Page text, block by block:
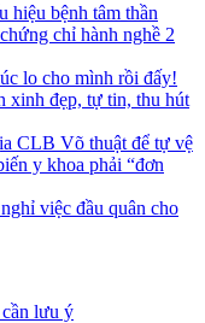
hiệu bệnh tâm thần
chỉ hành nghề 2
lo cho mình rồi đấy!
xinh đẹp, tự tin, thu hút
CLB Võ thuật để tự vệ
y khoa phải “đơn
việc đầu quân cho